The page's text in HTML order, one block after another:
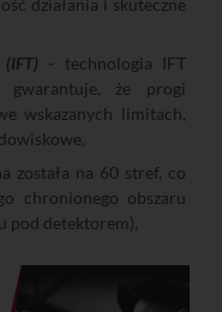
działania i skuteczne
- technologia IFT
gwarantuje, że progi
wskazanych limitach,
została na 60 stref, co
chronionego obszaru
pod detektorem),